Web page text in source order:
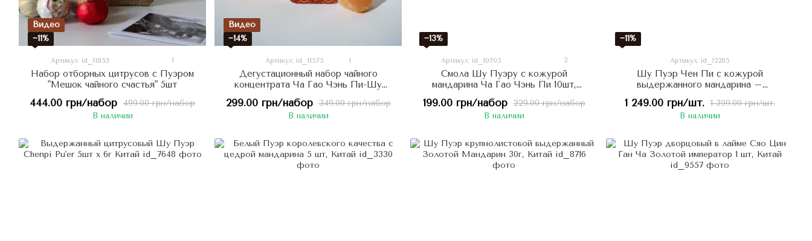
Видео
−11%
Артикул: id_11853 1
Набор отборных цитрусов с Пуэром
"Мешок чайного счастья" 5шт
499.00 грн/набор
444.00 грн/набор
В наличии
Видео
−14%
Артикул: id_11575 1
Дегустационный набор чайного
концентрата Ча Гао Чэнь Пи-Шу
349.00 грн/набор
299.00 грн/набор
В наличии
−13%
Артикул: id_10705 2
Смола Шу Пуэру с кожурой
мандарина Ча Гао Чэнь Пи 10шт,
229.00 грн/набор
199.00 грн/набор
В наличии
−11%
Артикул: id_12285
Шу Пуэр Чен Пи с кожурой
выдержанного мандарина –
улучшает кровообращение 357г,
Китай
1 399.00 грн/шт.
1 249.00 грн/шт.
В наличии